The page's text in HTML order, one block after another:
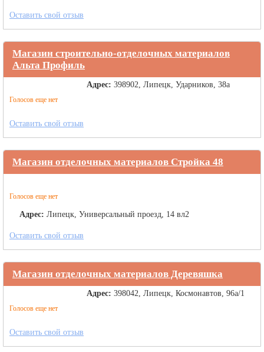
Оставить свой отзыв
Магазин строительно-отделочных материалов
Альта Профиль
Голосов еще нет
Адрес: 398902, Липецк, Ударников, 38а
Оставить свой отзыв
Магазин отделочных материалов Стройка 48
Голосов еще нет
Адрес: Липецк, Универсальный проезд, 14 вл2
Оставить свой отзыв
Магазин отделочных материалов Деревяшка
Голосов еще нет
Адрес: 398042, Липецк, Космонавтов, 96а/1
Оставить свой отзыв